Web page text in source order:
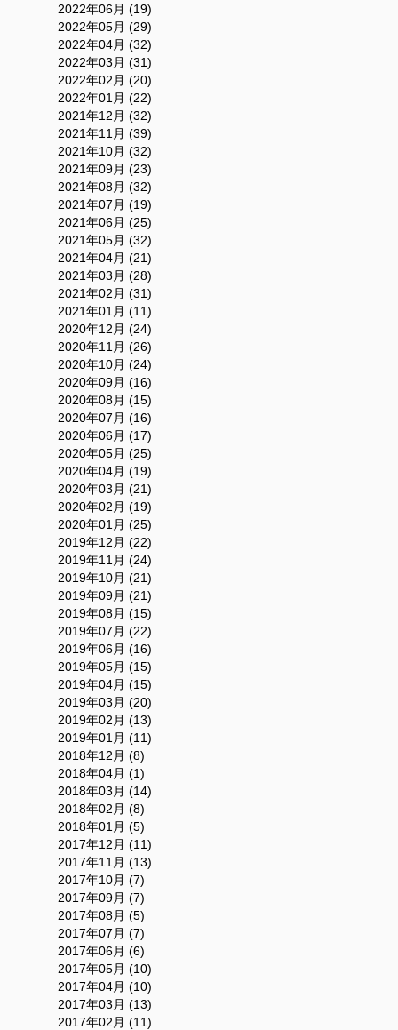
2022年06月 (19)
2022年05月 (29)
2022年04月 (32)
2022年03月 (31)
2022年02月 (20)
2022年01月 (22)
2021年12月 (32)
2021年11月 (39)
2021年10月 (32)
2021年09月 (23)
2021年08月 (32)
2021年07月 (19)
2021年06月 (25)
2021年05月 (32)
2021年04月 (21)
2021年03月 (28)
2021年02月 (31)
2021年01月 (11)
2020年12月 (24)
2020年11月 (26)
2020年10月 (24)
2020年09月 (16)
2020年08月 (15)
2020年07月 (16)
2020年06月 (17)
2020年05月 (25)
2020年04月 (19)
2020年03月 (21)
2020年02月 (19)
2020年01月 (25)
2019年12月 (22)
2019年11月 (24)
2019年10月 (21)
2019年09月 (21)
2019年08月 (15)
2019年07月 (22)
2019年06月 (16)
2019年05月 (15)
2019年04月 (15)
2019年03月 (20)
2019年02月 (13)
2019年01月 (11)
2018年12月 (8)
2018年04月 (1)
2018年03月 (14)
2018年02月 (8)
2018年01月 (5)
2017年12月 (11)
2017年11月 (13)
2017年10月 (7)
2017年09月 (7)
2017年08月 (5)
2017年07月 (7)
2017年06月 (6)
2017年05月 (10)
2017年04月 (10)
2017年03月 (13)
2017年02月 (11)